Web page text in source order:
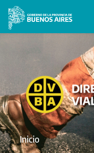
Inicio